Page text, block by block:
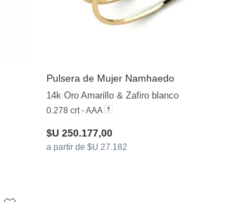
Pulsera de Mujer Namhaedo
14k Oro Amarillo & Zafiro blanco
0.278 crt - AAA
$U 250.177,00
a partir de $U 27.182